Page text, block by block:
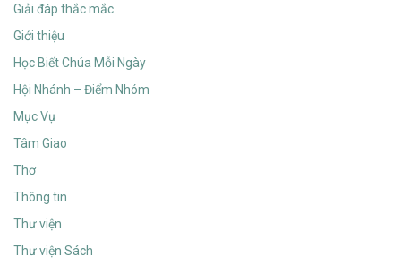
Giải đáp thắc mắc
Giới thiệu
Học Biết Chúa Mỗi Ngày
Hội Nhánh – Điểm Nhóm
Mục Vụ
Tâm Giao
Thơ
Thông tin
Thư viện
Thư viện Sách